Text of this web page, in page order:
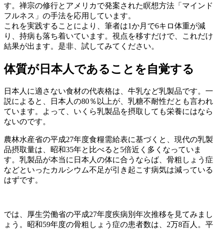
す。禅宗の修行とアメリカで発案された瞑想方法「マインド
フルネス」の手法を応用しています。
これを実践することにより、筆者は1か月で6キロ体重が減
り、持病も落ち着いています。視点を移すだけで、これだけ
結果が出ます。是非、試してみてください。
体質が日本人であることを自覚する
日本人に適さない食材の代表格は、牛乳など乳製品です。一
説によると、日本人の80％以上が、乳糖不耐性だとも言われ
ています。よって、いくら乳製品を摂取しても栄養にはなら
ないのです。
農林水産省の平成27年度食糧需給表に基づくと、現代の乳製
品摂取量は、昭和35年と比べると5倍近く多くなっていま
す。乳製品が本当に日本人の体に合うならば、骨粗しょう症
などといったカルシウム不足が引き起こす病気は減っている
はずです。
では、厚生労働省の平成27年度疾病別年次推移を見てみまし
ょう。昭和59年度の骨粗しょう症の患者数は、2万8百人。平